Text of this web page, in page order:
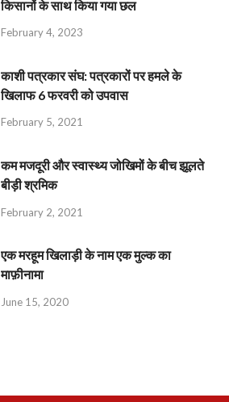
किसानों के साथ किया गया छल
February 4, 2023
काशी पत्रकार संघ: पत्रकारों पर हमले के
खिलाफ 6 फरवरी को उपवास
February 5, 2021
कम मजदूरी और स्वास्थ्य जोखिमों के बीच झूलते
बीड़ी श्रमिक
February 2, 2021
एक मरहूम खिलाड़ी के नाम एक मुल्क का
माफ़ीनामा
June 15, 2020